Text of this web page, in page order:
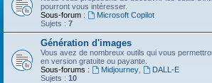
pourront vous intéresser.
Sous-forum :
Microsoft Copilot
Sujets : 7
Génération d'images
Vous avez de nombreux outils qui vous
en version gratuite ou payante.
Sous-forums :
Midjourney,
DALL-E
Sujets : 10